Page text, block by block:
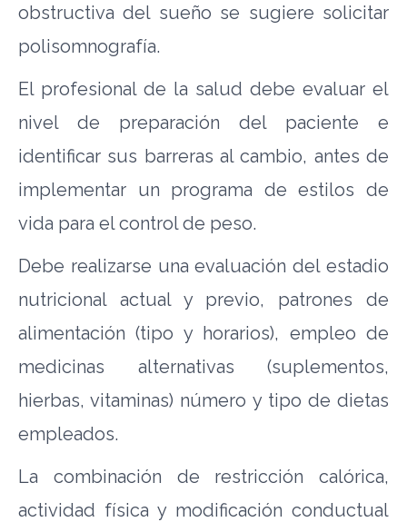
obstructiva del sueño se sugiere solicitar
polisomnografía.
El profesional de la salud debe evaluar el
nivel de preparación del paciente e
identificar sus barreras al cambio, antes de
implementar un programa de estilos de
vida para el control de peso.
Debe realizarse una evaluación del estadio
nutricional actual y previo, patrones de
alimentación (tipo y horarios), empleo de
medicinas alternativas (suplementos,
hierbas, vitaminas) número y tipo de dietas
empleados.
La combinación de restricción calórica,
actividad física y modificación conductual